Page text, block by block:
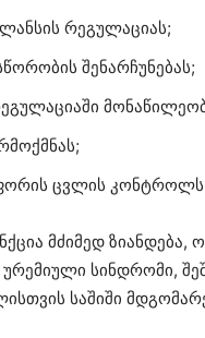
რეგულაციას;
შენარჩუნებას;
ცვლის
მძიმედ ზიანდება,
სინდრომი,
საშიში